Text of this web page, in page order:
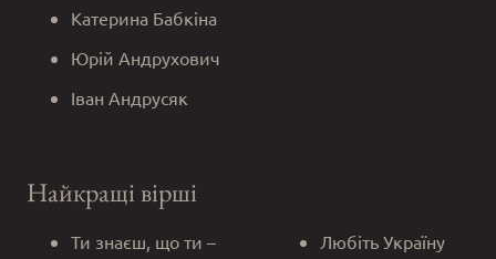
Катерина Бабкіна
Юрій Андрухович
Іван Андрусяк
Найкращі вірші
Ти знаєш, що ти –
Любіть Україну